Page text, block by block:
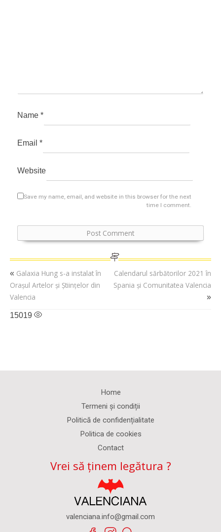
Name *
Email *
Website
Save my name, email, and website in this browser for the next
time I comment.
« Galaxia Hung s-a instalat în
Orașul Artelor și Științelor din
Valencia
Calendarul sărbătorilor 2021 în
Spania și Comunitatea Valencia
»
15019
Home
Termeni și condiții
Politică de confidențialitate
Politica de cookies
Contact
Vrei să ținem legătura ?
valenciana.info@gmail.com